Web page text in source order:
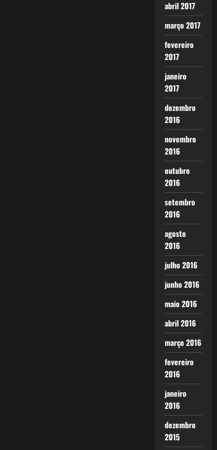
abril 2017
março 2017
fevereiro
2017
janeiro
2017
dezembro
2016
novembro
2016
outubro
2016
setembro
2016
agosto
2016
julho 2016
junho 2016
maio 2016
abril 2016
março 2016
fevereiro
2016
janeiro
2016
dezembro
2015